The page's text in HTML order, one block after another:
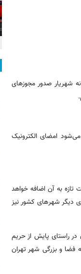
شهریار صدور مجوزهای
امضای الکترونیک
یک خدمت تازه به آن اضافه خواهد
دیگر شهرهای کشور نیز
در راستای پایش از حریم
فضا و بزرگی شهر تهران